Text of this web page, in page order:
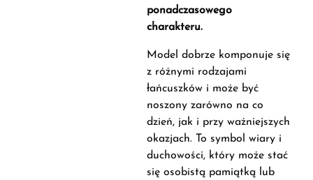
ponadczasowego
charakteru.
Model dobrze komponuje się
z różnymi rodzajami
łańcuszków i może być
noszony zarówno na co
dzień, jak i przy ważniejszych
okazjach. To symbol wiary i
duchowości, który może stać
się osobistą pamiątką lub